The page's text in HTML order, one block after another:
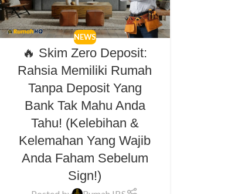
NEWS
🔥 Skim Zero Deposit:
Rahsia Memiliki Rumah
Tanpa Deposit Yang
Bank Tak Mahu Anda
Tahu! (Kelebihan &
Kelemahan Yang Wajib
Anda Faham Sebelum
Sign!)